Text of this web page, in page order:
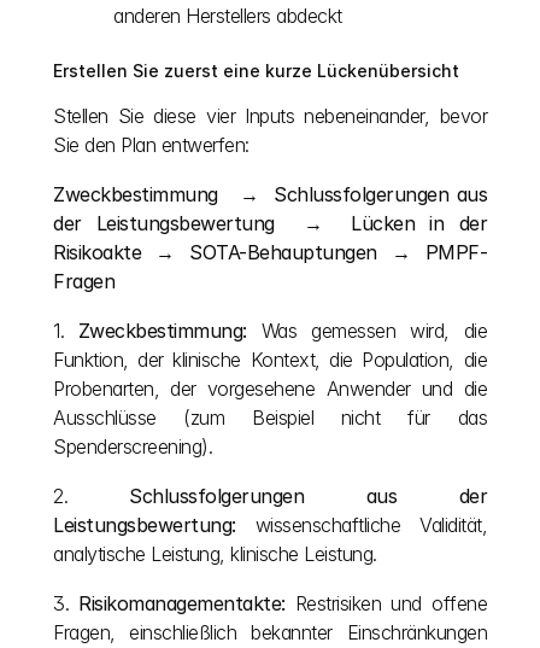
anderen Herstellers abdeckt
Erstellen Sie zuerst eine kurze Lückenübersicht
Stellen Sie diese vier Inputs nebeneinander, bevor
Sie den Plan entwerfen:
Zweckbestimmung   →  Schlussfolgerungen aus
der Leistungsbewertung  →  Lücken in der
Risikoakte  →  SOTA-Behauptungen  →  PMPF-
Fragen
1. Zweckbestimmung: Was gemessen wird, die
Funktion, der klinische Kontext, die Population, die
Probenarten, der vorgesehene Anwender und die
Ausschlüsse (zum Beispiel nicht für das
Spenderscreening).
2. Schlussfolgerungen aus der
Leistungsbewertung: wissenschaftliche Validität,
analytische Leistung, klinische Leistung.
3. Risikomanagementakte: Restrisiken und offene
Fragen, einschließlich bekannter Einschränkungen